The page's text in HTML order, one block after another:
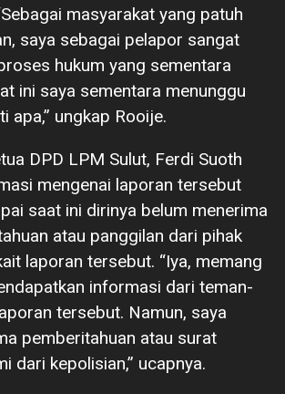
masyarakat yang patuh
saya sebagai pelapor sangat
hukum yang sementara
ini saya sementara menunggu
apa,” ungkap Rooije.
DPD LPM Sulut, Ferdi Suoth
mengenai laporan tersebut
saat ini dirinya belum menerima
atau panggilan dari pihak
laporan tersebut. “Iya, memang
informasi dari teman-
tersebut. Namun, saya
pemberitahuan atau surat
dari kepolisian,” ucapnya.